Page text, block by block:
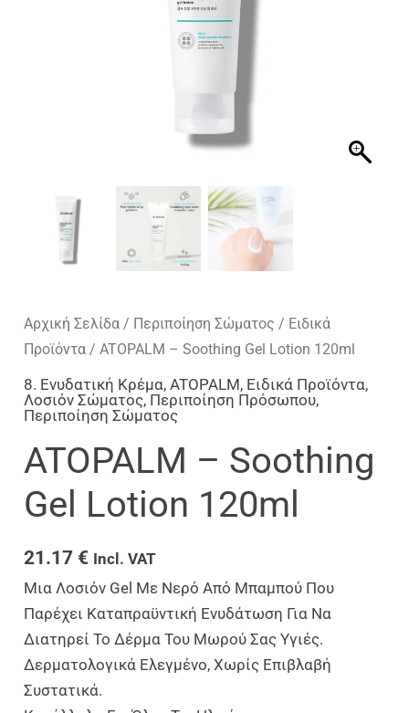
Αρχική Σελίδα / Περιποίηση Σώματος / Ειδικά
Προϊόντα / ATOPALM – Soothing Gel Lotion 120ml
8. Ενυδατική Κρέμα,ATOPALM, Ειδικά Προϊόντα,
Λοσιόν Σώματος, Περιποίηση Πρόσωπου,
Περιποίηση Σώματος
ATOPALM – Soothing
Gel Lotion 120ml
21.17 € Incl. VAT
Μια Λοσιόν Gel Με Νερό Από Μπαμπού Που
Παρέχει Καταπραϋντική Ενυδάτωση Για Να
Διατηρεί Το Δέρμα Του Μωρού Σας Υγιές.
Δερματολογικά Ελεγμένο, Χωρίς Επιβλαβή
Συστατικά.